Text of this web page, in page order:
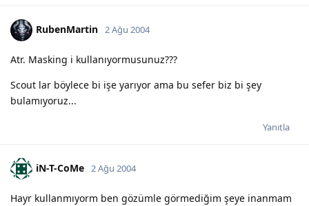
RubenMartin 2 Ağu 2004
Atr. Masking i kullanıyormusunuz???
Scout lar böylece bi işe yarıyor ama bu sefer biz bi şey
bulamıyoruz...
Yanıtla
iN-T-CoMe 2 Ağu 2004
Hayr kullanmıyorm ben gözümle görmediğim şeye inanmam